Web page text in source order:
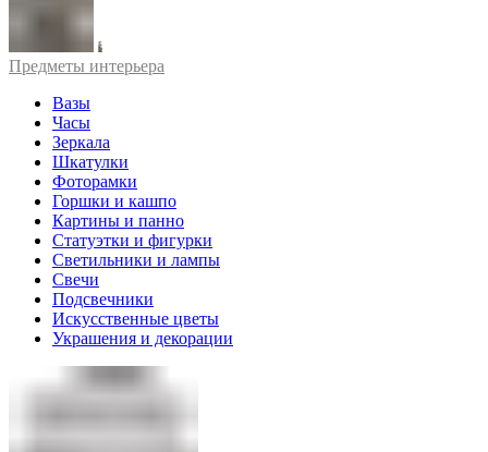
Предметы интерьера
Вазы
Часы
Зеркала
Шкатулки
Фоторамки
Горшки и кашпо
Картины и панно
Статуэтки и фигурки
Светильники и лампы
Свечи
Подсвечники
Искусственные цветы
Украшения и декорации